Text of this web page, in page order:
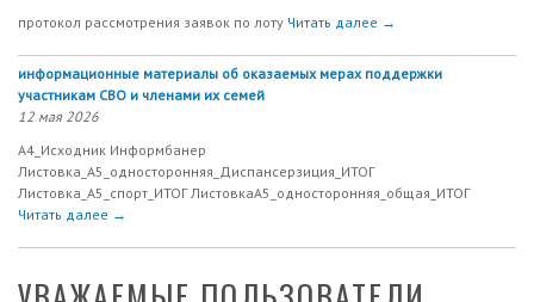
протокол рассмотрения заявок по лоту Читать далее →
информационные материалы об оказаемых мерах поддержки
участникам СВО и членами их семей
12 мая 2026
А4_Исходник Информбанер
Листовка_А5_односторонняя_Диспансерзиция_ИТОГ
Листовка_А5_спорт_ИТОГ ЛистовкаА5_односторонняя_общая_ИТОГ
Читать далее →